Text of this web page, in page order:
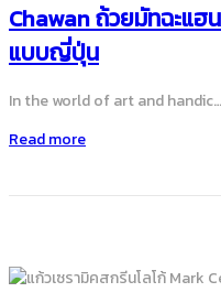
Chawan ถ้วยมัทฉะแฮ
แบบญี่ปุ่น
In the world of art and handic…
Read more